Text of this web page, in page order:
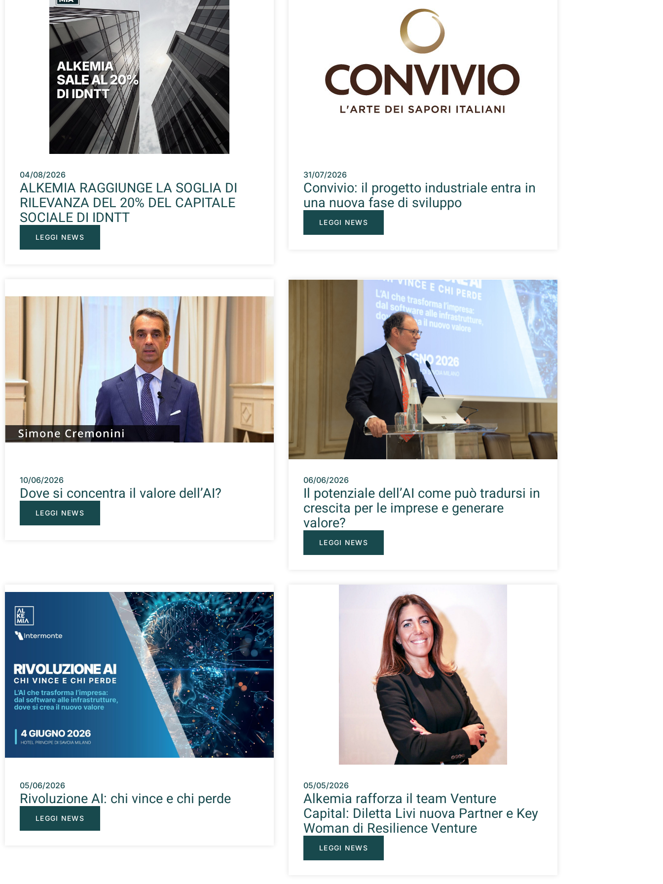
04/08/2026
ALKEMIA RAGGIUNGE LA SOGLIA DI
RILEVANZA DEL 20% DEL CAPITALE
SOCIALE DI IDNTT
LEGGI NEWS
31/07/2026
Convivio: il progetto industriale entra in
una nuova fase di sviluppo
LEGGI NEWS
10/06/2026
Dove si concentra il valore dell’AI?
LEGGI NEWS
06/06/2026
Il potenziale dell’AI come può tradursi in
crescita per le imprese e generare
valore?
LEGGI NEWS
05/06/2026
Rivoluzione AI: chi vince e chi perde
LEGGI NEWS
05/05/2026
Alkemia rafforza il team Venture
Capital: Diletta Livi nuova Partner e Key
Woman di Resilience Venture
LEGGI NEWS